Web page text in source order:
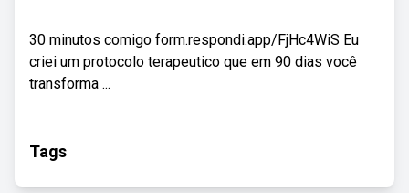
30 minutos comigo form.respondi.app/FjHc4WiS Eu
criei um protocolo terapeutico que em 90 dias você
transforma ...
Tags